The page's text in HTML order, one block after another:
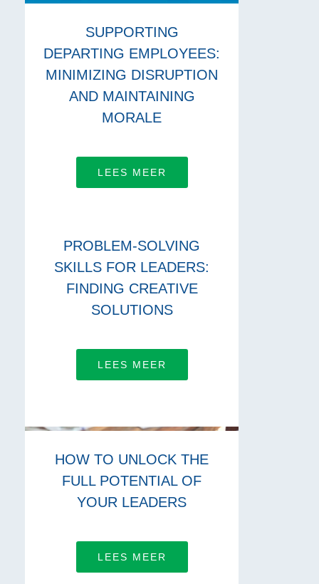
SUPPORTING
DEPARTING EMPLOYEES:
MINIMIZING DISRUPTION
AND MAINTAINING
MORALE
LEES MEER
PROBLEM-SOLVING
SKILLS FOR LEADERS:
FINDING CREATIVE
SOLUTIONS
LEES MEER
HOW TO UNLOCK THE
FULL POTENTIAL OF
YOUR LEADERS
LEES MEER